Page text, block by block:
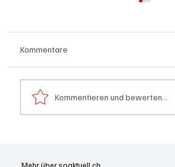
Kommentare
Kommentieren und bewerten...